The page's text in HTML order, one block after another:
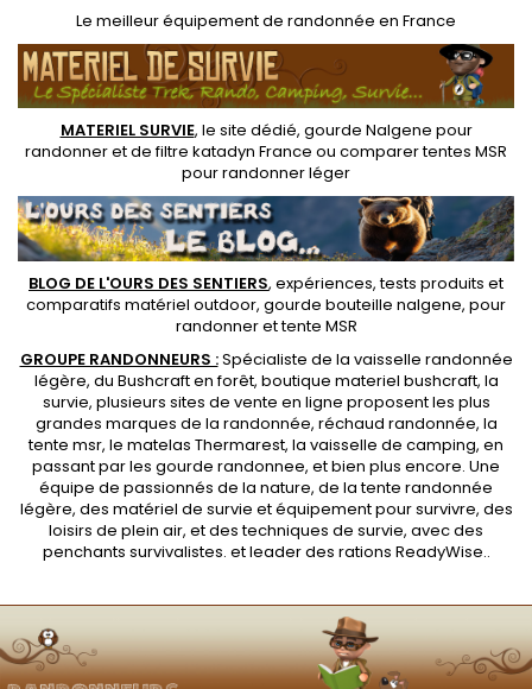
Le meilleur équipement de randonnée en France
MATERIEL SURVIE, le site dédié, gourde Nalgene pour
randonneret defiltre katadyn France ou comparer tentes MSR
pour randonner léger
BLOG DE L'OURS DES SENTIERS, expériences, tests produits et
comparatifs matériel outdoor, gourde bouteille nalgene, pour
randonner ettente MSR
GROUPE RANDONNEURS :Spécialiste de la vaisselle randonnée
légère, du Bushcraft en forêt, boutique materiel bushcraft, la
survie, plusieurs sites de vente en ligne proposent les plus
grandes marques de la randonnée, réchaud randonnée, la
tente msr, le matelas Thermarest, la vaisselle de camping, en
passant par les gourde randonnee, et bien plus encore. Une
équipe de passionnés de la nature, de latente randonnée
légère, des matériel de survie et équipement pour survivre, des
loisirs de plein air, et des techniques de survie, avec des
penchants survivalistes. et leader des rations ReadyWise..